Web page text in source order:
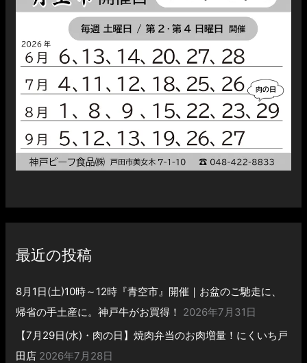
最近の投稿
8月1日(土)10時～12時『青空市』開催｜お盆のご馳走に、
帰省の手土産に。神戸牛がお買得！ 2026年7月31日
【7月29日(水)・肉の日】焼肉弁当のお肉増量！にくいち戸
田店 2026年7月28日